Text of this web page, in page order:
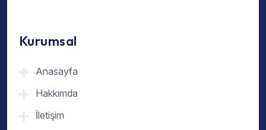
Kurumsal
Anasayfa
Hakkımda
İletişim